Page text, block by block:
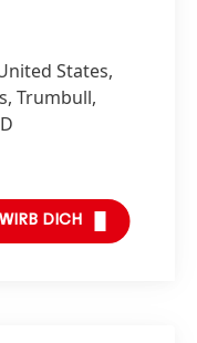
States,
Trumbull,
DICH